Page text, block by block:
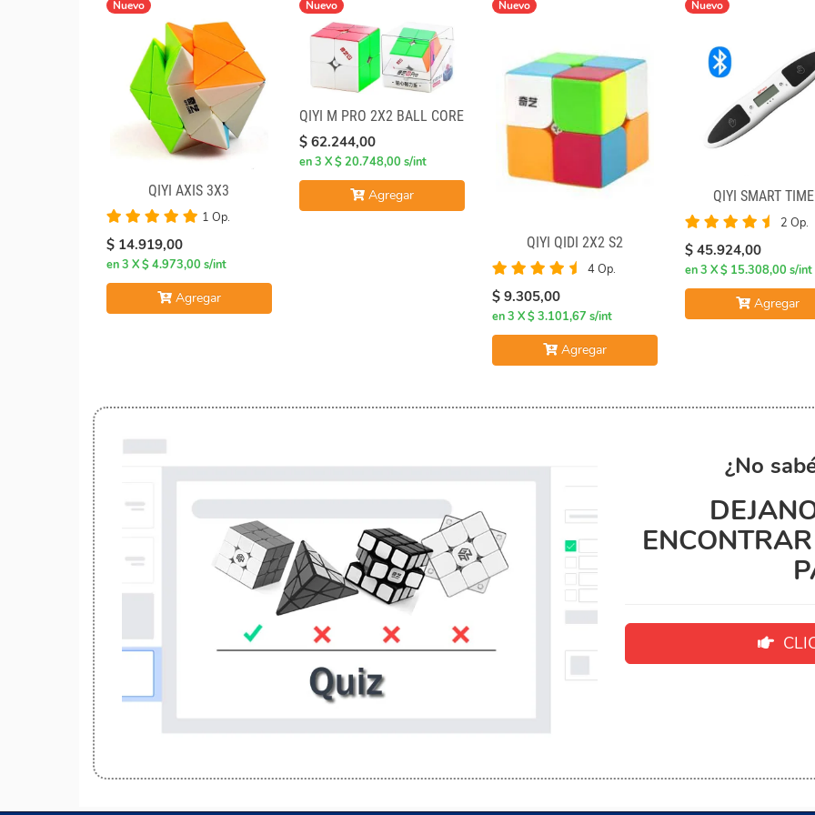
Nuevo
QIYI AXIS 3X3
1 Op.
$ 14.919,00
en 3 X $ 4.973,00 s/int
Agregar
Nuevo
QIYI M PRO 2X2 BALL CORE
$ 62.244,00
en 3 X $ 20.748,00 s/int
Agregar
Nuevo
QIYI QIDI 2X2 S2
4 Op.
$ 9.305,00
en 3 X $ 3.101,67 s/int
Agregar
Nuevo
QIYI SMART
2 Op.
$ 45.924,00
en 3 X $ 15.308,00 s/int
Agregar
¿No